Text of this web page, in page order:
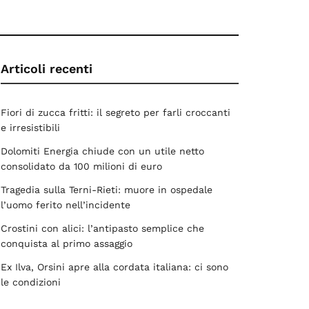
Articoli recenti
Fiori di zucca fritti: il segreto per farli croccanti
e irresistibili
Dolomiti Energia chiude con un utile netto
consolidato da 100 milioni di euro
Tragedia sulla Terni-Rieti: muore in ospedale
l’uomo ferito nell’incidente
Crostini con alici: l’antipasto semplice che
conquista al primo assaggio
Ex Ilva, Orsini apre alla cordata italiana: ci sono
le condizioni